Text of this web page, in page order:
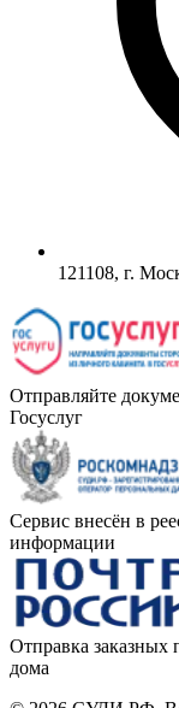
121108, г.
Отправляйте
Госуслуг
Сервис внесён в
информации
Отправка
дома